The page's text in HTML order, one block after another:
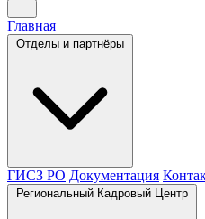
Главная
Отделы и партнёры
ГИСЗ РО Документация
Региональный Кадровый Центр